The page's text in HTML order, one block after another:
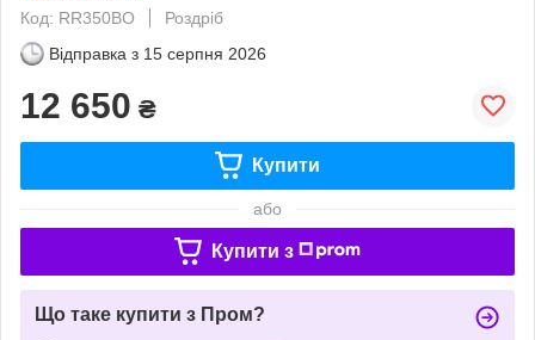
Код: RR350BО
Роздріб
Відправка з 15 серпня 2026
12 650 ₴
Купити
або
Купити з
Що таке купити з Пром?